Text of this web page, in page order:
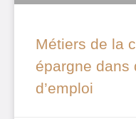
Métiers de la
épargne dans
d’emploi